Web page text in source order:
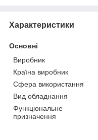
Характеристики
Основні
Виробник
Країна виробник
Сфера використання
Вид обладнання
Функціональне
призначення